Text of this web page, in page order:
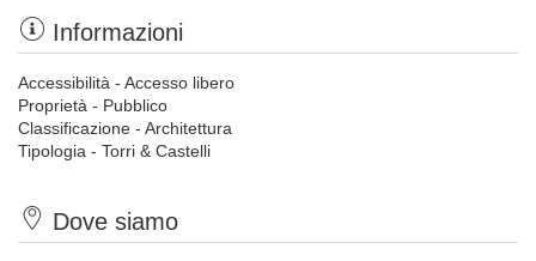
Informazioni
Accessibilità - Accesso libero
Proprietà - Pubblico
Classificazione - Architettura
Tipologia - Torri & Castelli
Dove siamo